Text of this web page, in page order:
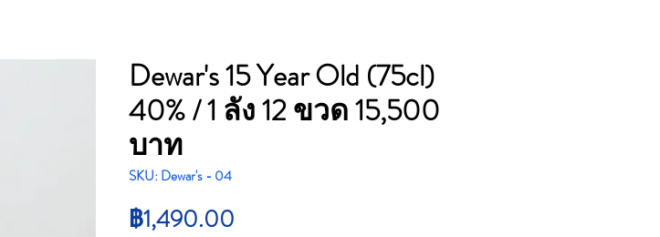
Dewar's 15 Year Old (75cl)
40% / 1 ลัง 12 ขวด 15,500
บาท
SKU: Dewar's - 04
฿1,490.00